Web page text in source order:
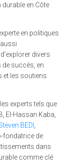
en Côte
en politiques
divers
de succès, en
et les soutiens
les experts tels que
El-Hassan Kaba,
BEDI
fondatrice de
dans
comme clé